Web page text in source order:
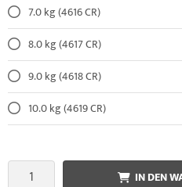
7.0 kg (4616 CR)
8.0 kg (4617 CR)
9.0 kg (4618 CR)
10.0 kg (4619 CR)
IN DEN